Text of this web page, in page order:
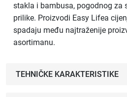
stakla i bambusa, pogodnog za
prilike. Proizvodi Easy Lifea
spadaju među najtraženije
asortimanu.
TEHNIČKE KARAKTERISTIKE